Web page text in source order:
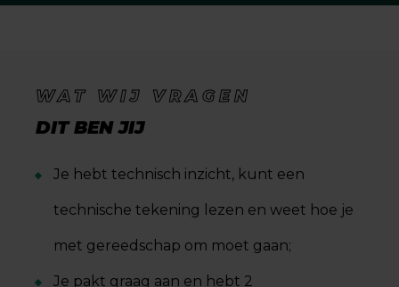
WAT WIJ VRAGEN
DIT BEN JIJ
Je hebt technisch inzicht, kunt een
technische tekening lezen en weet hoe je
met gereedschap om moet gaan;
Je pakt graag aan en hebt 2